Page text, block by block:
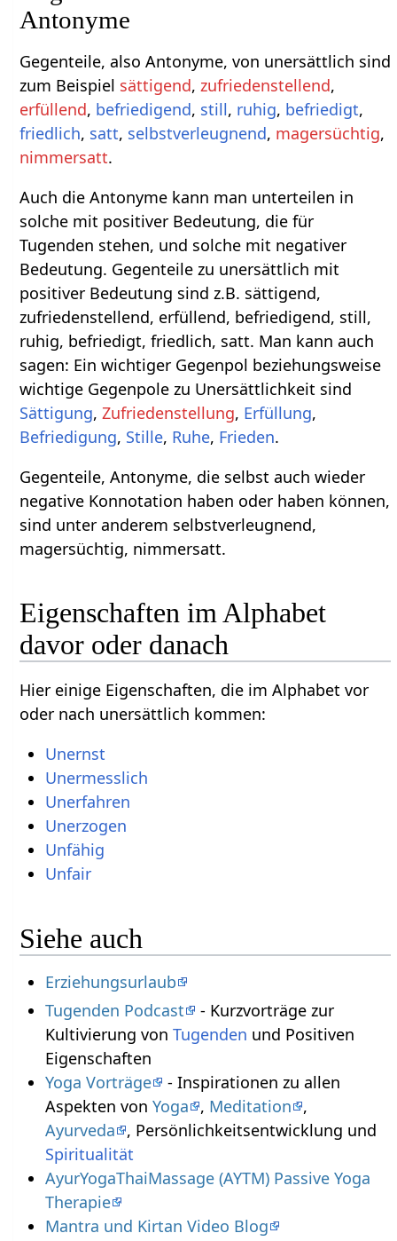
Antonyme
Gegenteile, also Antonyme, von unersättlich sind
zum Beispiel sättigend,zufriedenstellend,
erfüllend, befriedigend, still, ruhig, befriedigt,
friedlich, satt, selbstverleugnend, magersüchtig,
nimmersatt.
Auch die Antonyme kann man unterteilen in
solche mit positiver Bedeutung, die für
Tugenden stehen, und solche mit negativer
Bedeutung. Gegenteile zu unersättlich mit
positiver Bedeutung sind z.B. sättigend,
zufriedenstellend, erfüllend, befriedigend, still,
ruhig, befriedigt, friedlich, satt. Man kann auch
sagen: Ein wichtiger Gegenpol beziehungsweise
wichtige Gegenpole zu Unersättlichkeit sind
Sättigung,Zufriedenstellung, Erfüllung,
Befriedigung, Stille, Ruhe, Frieden.
Gegenteile, Antonyme, die selbst auch wieder
negative Konnotation haben oder haben können,
sind unter anderem selbstverleugnend,
magersüchtig, nimmersatt.
Eigenschaften im Alphabet
davor oder danach
Hier einige Eigenschaften, die im Alphabet vor
oder nach unersättlich kommen:
Unernst
Unermesslich
Unerfahren
Unerzogen
Unfähig
Unfair
Siehe auch
Erziehungsurlaub
Tugenden Podcast
- Kurzvorträge zur
Kultivierung von Tugenden und Positiven
Eigenschaften
Yoga Vorträge
- Inspirationen zu allen
Aspekten von Yoga , Meditation
,
Ayurveda
, Persönlichkeitsentwicklung und
Spiritualität
AyurYogaThaiMassage (AYTM) Passive Yoga
Therapie
Mantra und Kirtan Video Blog